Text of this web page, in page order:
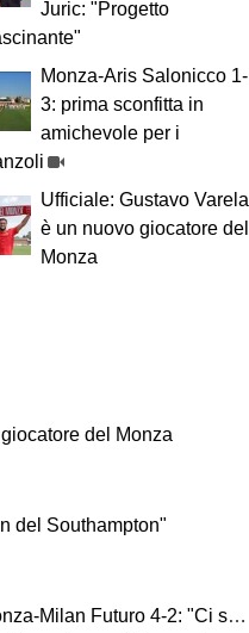
Juric: "Progetto
Monza-Aris Salonicco 1-
3: prima sconfitta in
amichevole per i
Ufficiale: Gustavo Varela
è un nuovo giocatore del
Monza
del Monza
del Southampton"
4-2: "Ci sentiamo importanti"